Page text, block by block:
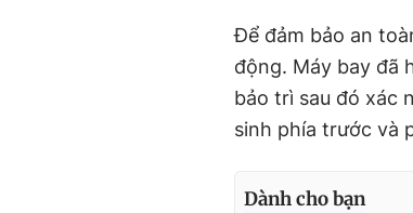
Để đảm bảo an
động. Máy bay đã
bảo trì sau đó xác
sinh phía trước và